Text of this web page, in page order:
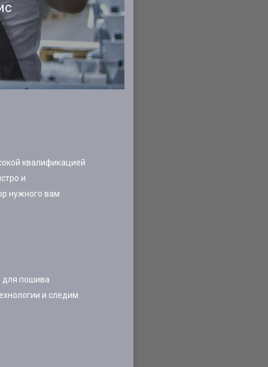
квалификацией
и
нужного вам
для пошива
и следим